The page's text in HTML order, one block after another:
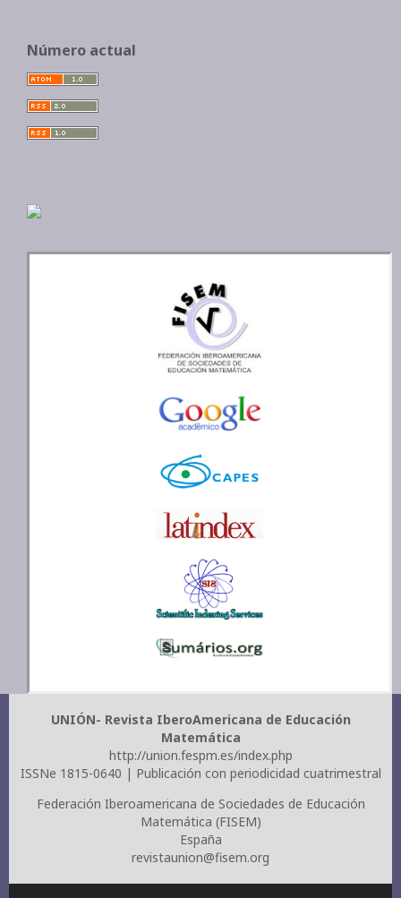
Número actual
UNIÓN- Revista IberoAmericana de Educación
Matemática
http://union.fespm.es/index.php
ISSNe 1815-0640 | Publicación con periodicidad cuatrimestral
Federación Iberoamericana de Sociedades de Educación
Matemática (FISEM)
España
revistaunion@fisem.org